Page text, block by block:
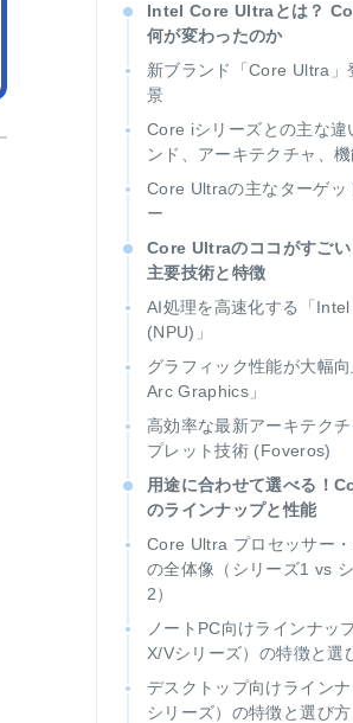
Intel Core Ultraとは？
何が変わったのか
新ブランド「Core Ultra」
景
Core iシリーズとの主な違
ンド、アーキテクチャ、機
Core Ultraの主なターゲッ
ー
Core Ultraのココがすご
主要技術と特徴
AI処理を高速化する「
(NPU)」
グラフィック性能が大幅
Arc Graphics」
高効率な最新アーキテクチ
プレット技術 (Foveros)
用途に合わせて選べる！
のラインナップと性能
Core Ultra プロセッサー
の全体像（シリーズ1 vs
2）
ノートPC向けラインナッ
X/Vシリーズ）の特徴と選
デスクトップ向けライン
シリーズ）の特徴と選び方